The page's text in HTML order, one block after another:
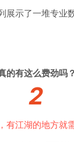
展示了一堆专业
的有这么费劲吗？
2
有江湖的地方就